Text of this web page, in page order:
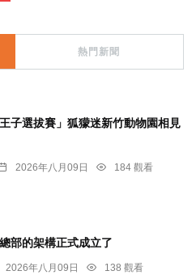
熱門新聞
王子選拔賽」狐獴迷新竹動物園相見
2026年八月09日
184 觀看
部的架構正式成立了
2026年八月09日
138 觀看